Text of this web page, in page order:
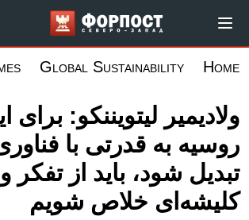
محتوای
Северо-Запад
Home
Global Sustainability
ولادیمیر لیتویننکو: برای
روسیه به قدرتی با
تبدیل شود، باید از تفکر و
کلیشه‌ای خلاص شویم